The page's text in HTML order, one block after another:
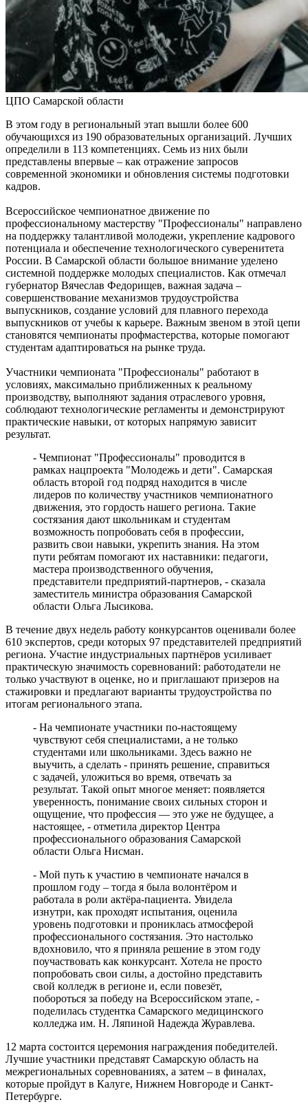
08.08.2026 | 17:38
8 августа в Самаре косят траву на 20-ти улицах
08.08.2026 | 17:08
Школы Самарской области перейдут на обновленную
программу с 1 сентября
08.08.2026 | 16:39
В Самарской области 8 августа объявили штормовое
предупреждение
08.08.2026 | 16:30
Вячеслав Федорищев вручил награды спортсменам, тренерам
и ветеранам
08.08.2026 | 15:59
Где в Самаре отключат холодную воду с 10 по 12 августа:
список адресов
08.08.2026 | 15:44
области 9 августа
08.08.2026 | 15:18
Самарцев приглашают на бесплатные показы советского кино
8 и 9 августа
08.08.2026 | 14:52
Вячеслав Федорищев награжден почетной грамотой
Минобороны России
08.08.2026 | 14:23
Самарскую область накроет гроза с градом 8 августа
08.08.2026 | 14:13
Самарцам покажут фильм о жизни и трагической гибели
Ивана Блока
Стали известны подробности столкновения катера и лодки в
Красноглинском районе
08.08.2026 | 12:31
Вячеслав Федорищев рассказал о последствиях атаки ВСУ на
регион
08.08.2026 | 12:29
Самаре
08.08.2026 | 12:12
Ударила собутыльника: на тольяттинку завели "уголовку"
08.08.2026 | 11:40
В Самаре ветераны СВО сыграли в пляжный волейбол с
молодежью
08.08.2026 | 11:20
ЦПО Самарской области
В этом году в региональный этап вышли более 600
обучающихся из 190 образовательных организаций. Лучших
определили в 113 компетенциях. Семь из них были
представлены впервые – как отражение запросов
современной экономики и обновления системы подготовки
кадров.
Всероссийское чемпионатное движение по
профессиональному мастерству "Профессионалы" направлено
на поддержку талантливой молодежи, укрепление кадрового
потенциала и обеспечение технологического суверенитета
России. В Самарской области большое внимание уделено
системной поддержке молодых специалистов. Как отмечал
губернатор Вячеслав Федорищев, важная задача –
совершенствование механизмов трудоустройства
выпускников, создание условий для плавного перехода
выпускников от учебы к карьере. Важным звеном в этой цепи
становятся чемпионаты профмастерства, которые помогают
студентам адаптироваться на рынке труда.
Участники чемпионата "Профессионалы" работают в
условиях, максимально приближенных к реальному
производству, выполняют задания отраслевого уровня,
соблюдают технологические регламенты и демонстрируют
практические навыки, от которых напрямую зависит
результат.
- Чемпионат "Профессионалы" проводится в
рамках нацпроекта "Молодежь и дети". Самарская
область второй год подряд находится в числе
лидеров по количеству участников чемпионатного
движения, это гордость нашего региона. Такие
состязания дают школьникам и студентам
возможность попробовать себя в профессии,
развить свои навыки, укрепить знания. На этом
пути ребятам помогают их наставники: педагоги,
мастера производственного обучения,
представители предприятий-партнеров, - сказала
заместитель министра образования Самарской
области Ольга Лысикова.
В течение двух недель работу конкурсантов оценивали более
610 экспертов, среди которых 97 представителей предприятий
региона. Участие индустриальных партнёров усиливает
практическую значимость соревнований: работодатели не
только участвуют в оценке, но и приглашают призеров на
стажировки и предлагают варианты трудоустройства по
итогам регионального этапа.
- На чемпионате участники по-настоящему
чувствуют себя специалистами, а не только
студентами или школьниками. Здесь важно не
выучить, а сделать - принять решение, справиться
с задачей, уложиться во время, отвечать за
результат. Такой опыт многое меняет: появляется
уверенность, понимание своих сильных сторон и
ощущение, что профессия — это уже не будущее, а
настоящее, - отметила директор Центра
профессионального образования Самарской
области Ольга Нисман.
- Мой путь к участию в чемпионате начался в
прошлом году – тогда я была волонтёром и
работала в роли актёра-пациента. Увидела
изнутри, как проходят испытания, оценила
уровень подготовки и прониклась атмосферой
профессионального состязания. Это настолько
вдохновило, что я приняла решение в этом году
поучаствовать как конкурсант. Хотела не просто
попробовать свои силы, а достойно представить
свой колледж в регионе и, если повезёт,
побороться за победу на Всероссийском этапе, -
поделилась студентка Самарского медицинского
колледжа им. Н. Ляпиной Надежда Журавлева.
12 марта состоится церемония награждения победителей.
Лучшие участники представят Самарскую область на
межрегиональных соревнованиях, а затем – в финалах,
которые пройдут в Калуге, Нижнем Новгороде и Санкт-
Петербурге.